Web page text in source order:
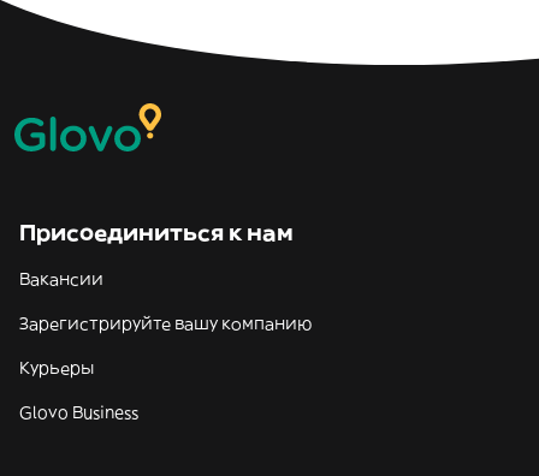
Присоединиться к нам
Вакансии
Зарегистрируйте вашу компанию
Курьеры
Glovo Business